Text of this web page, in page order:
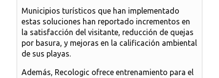
Municipios turísticos que han implementado
estas soluciones han reportado incrementos en
la satisfacción del visitante, reducción de quejas
por basura, y mejoras en la calificación ambiental
de sus playas.
Además, Recologic ofrece entrenamiento para el